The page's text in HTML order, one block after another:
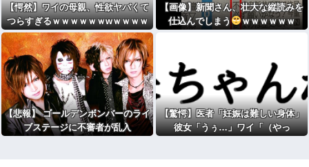
【愕然】ワイの母親、性欲ヤバくて
つらすぎるｗｗｗｗｗｗwｗｗｗｗ
ｗｗｗwww
【画像】新聞さん、壮大な縦読みを
仕込んでしまう
ｗｗｗｗｗｗ
【悲報】 ゴールデンボンバーのライ
ブステージに不審者が乱入
【驚愕】医者「妊娠は難しい身体」
彼女「うぅ…」ワイ「（やっ